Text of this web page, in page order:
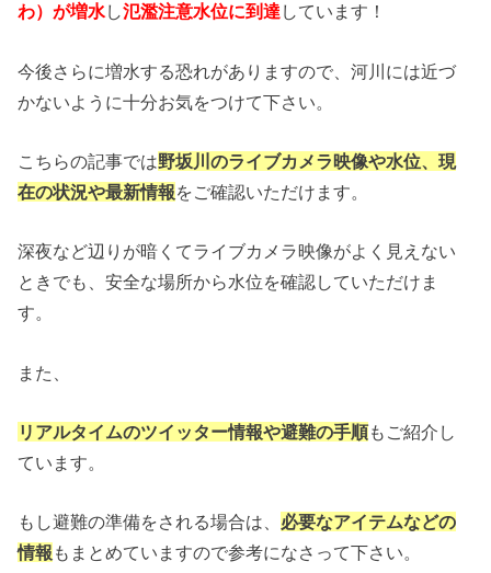
わ）が増水し氾濫注意水位に到達 しています！
今後さらに増水する恐れがありますので、河川には近づ
かないように十分お気をつけて下さい。
こちらの記事では野坂川のライブカメラ映像や水位、現
在の状況や最新情報をご確認いただけます。
深夜など辺りが暗くてライブカメラ映像がよく見えない
ときでも、安全な場所から水位を確認していただけま
す。
また、
リアルタイムのツイッター情報や避難の手順もご紹介し
ています。
もし避難の準備をされる場合は、 必要なアイテムなどの
情報 もまとめていますので参考になさって下さい。